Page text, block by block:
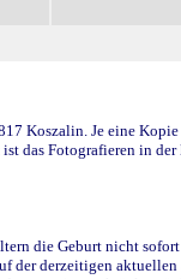
Koszalin. Je eine
das Fotografieren in der
die Geburt nicht
der derzeitigen aktuellen